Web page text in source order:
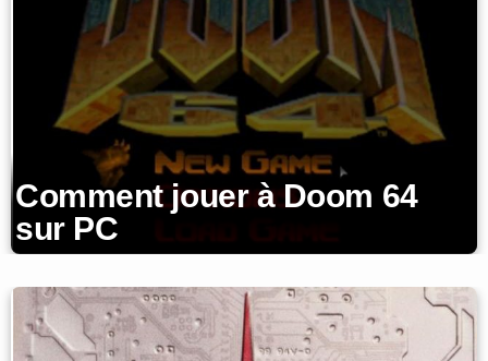
Comment jouer à Doom 64
sur PC